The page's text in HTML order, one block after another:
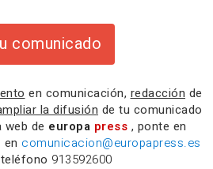
comunicado
en comunicación, redacción de
la difusión de tu comunicado
web de europa press , ponte en
comunicacion@europapress.es
913592600